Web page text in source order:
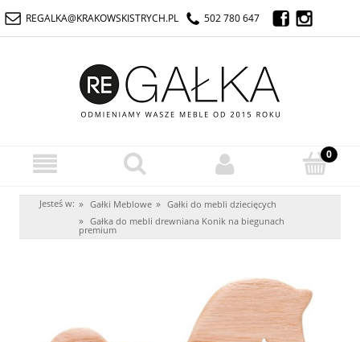
REGALKA@KRAKOWSKISTRYCH.PL 502 780 647
Jesteś w: » Gałki Meblowe » Gałki do mebli dziecięcych
» Gałka do mebli drewniana Konik na biegunach
premium